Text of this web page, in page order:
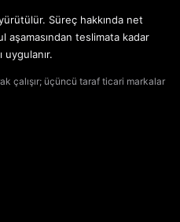
Süreç hakkında net
aşamasından teslimata kadar
uygulanır.
çalışır; üçüncü taraf ticari markalar